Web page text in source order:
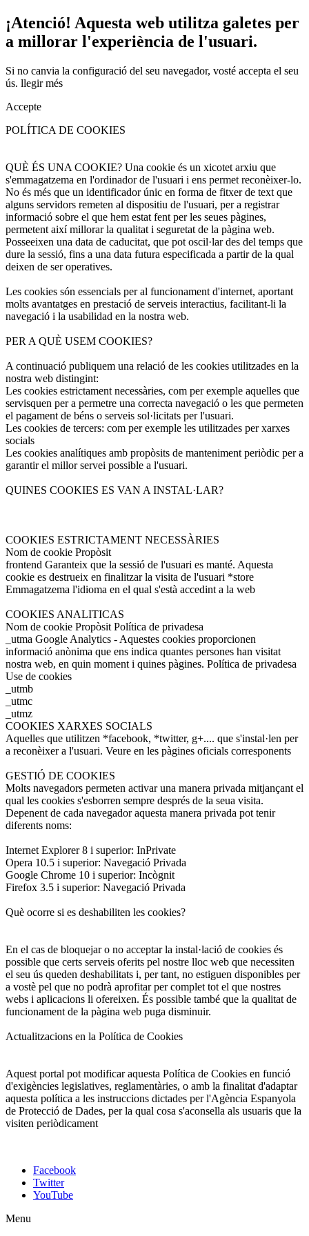
¡Atenció! Aquesta web utilitza galetes per
a millorar l'experiència de l'usuari.
Si no canvia la configuració del seu navegador, vosté accepta el seu
ús. llegir més
Accepte
POLÍTICA DE COOKIES
QUÈ ÉS UNA COOKIE? Una cookie és un xicotet arxiu que
s'emmagatzema en l'ordinador de l'usuari i ens permet reconèixer-lo.
No és més que un identificador únic en forma de fitxer de text que
alguns servidors remeten al dispositiu de l'usuari, per a registrar
informació sobre el que hem estat fent per les seues pàgines,
permetent així millorar la qualitat i seguretat de la pàgina web.
Posseeixen una data de caducitat, que pot oscil·lar des del temps que
dure la sessió, fins a una data futura especificada a partir de la qual
deixen de ser operatives.
Les cookies són essencials per al funcionament d'internet, aportant
molts avantatges en prestació de serveis interactius, facilitant-li la
navegació i la usabilidad en la nostra web.
PER A QUÈ USEM COOKIES?
A continuació publiquem una relació de les cookies utilitzades en la
nostra web distingint:
Les cookies estrictament necessàries, com per exemple aquelles que
servisquen per a permetre una correcta navegació o les que permeten
el pagament de béns o serveis sol·licitats per l'usuari.
Les cookies de tercers: com per exemple les utilitzades per xarxes
socials
Les cookies analítiques amb propòsits de manteniment periòdic per a
garantir el millor servei possible a l'usuari.
QUINES COOKIES ES VAN A INSTAL·LAR?
COOKIES ESTRICTAMENT NECESSÀRIES
Nom de cookie Propòsit
frontend Garanteix que la sessió de l'usuari es manté. Aquesta
cookie es destrueix en finalitzar la visita de l'usuari *store
Emmagatzema l'idioma en el qual s'està accedint a la web
COOKIES ANALITICAS
Nom de cookie Propòsit Política de privadesa
_utma Google Analytics - Aquestes cookies proporcionen
informació anònima que ens indica quantes persones han visitat
nostra web, en quin moment i quines pàgines. Política de privadesa
Use de cookies
_utmb
_utmc
_utmz
COOKIES XARXES SOCIALS
Aquelles que utilitzen *facebook, *twitter, g+.... que s'instal·len per
a reconèixer a l'usuari. Veure en les pàgines oficials corresponents
GESTIÓ DE COOKIES
Molts navegadors permeten activar una manera privada mitjançant el
qual les cookies s'esborren sempre després de la seua visita.
Depenent de cada navegador aquesta manera privada pot tenir
diferents noms:
Internet Explorer 8 i superior: InPrivate
Opera 10.5 i superior: Navegació Privada
Google Chrome 10 i superior: Incògnit
Firefox 3.5 i superior: Navegació Privada
Què ocorre si es deshabiliten les cookies?
En el cas de bloquejar o no acceptar la instal·lació de cookies és
possible que certs serveis oferits pel nostre lloc web que necessiten
el seu ús queden deshabilitats i, per tant, no estiguen disponibles per
a vostè pel que no podrà aprofitar per complet tot el que nostres
webs i aplicacions li ofereixen. És possible també que la qualitat de
funcionament de la pàgina web puga disminuir.
Actualitzacions en la Política de Cookies
Aquest portal pot modificar aquesta Política de Cookies en funció
d'exigències legislatives, reglamentàries, o amb la finalitat d'adaptar
aquesta política a les instruccions dictades per l'Agència Espanyola
de Protecció de Dades, per la qual cosa s'aconsella als usuaris que la
visiten periòdicament
Facebook
Twitter
YouTube
Menu